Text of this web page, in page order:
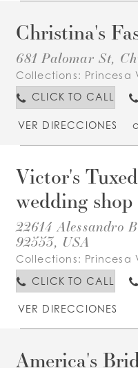
Christina's
681 Palomar St,
Collections: Princesa
CLICK TO CALL
VER DIRECCIONES
Victor's
wedding shop
22614 Alessandro
92553, USA
Collections: Princesa
CLICK TO CALL
VER DIRECCIONES
America's